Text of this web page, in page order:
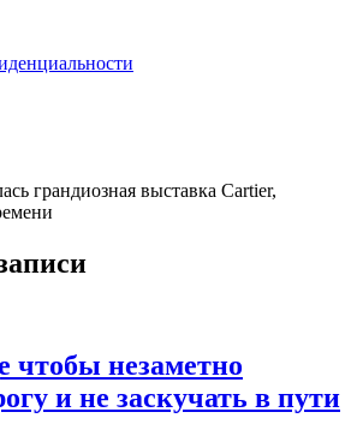
грандиозная выставка Cartier,
чтобы незаметно
и не заскучать в пути